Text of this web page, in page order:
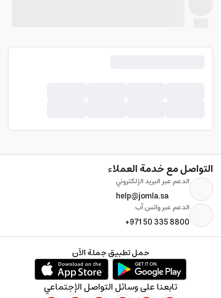
التواصل مع خدمة العملاء
الدعم عبر البريد الإلكتروني
help@jomla.sa
الدعم عبر واتس آب
+971 50 335 8800
تابعنا على وسائل التواصل الإجتماعي
حمل تطبيق جملة الآن